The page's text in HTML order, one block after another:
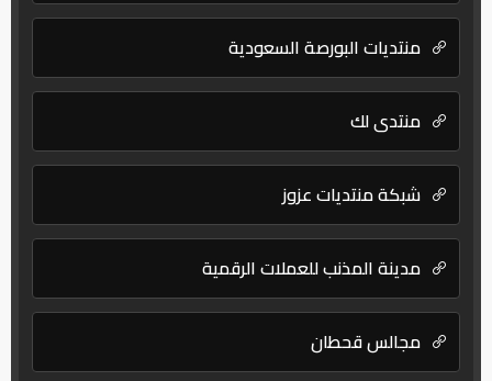
منتديات البورصة السعودية
منتدى لك
شبكة منتديات عزوز
مدينة المذنب للعملات الرقمية
مجالس قحطان